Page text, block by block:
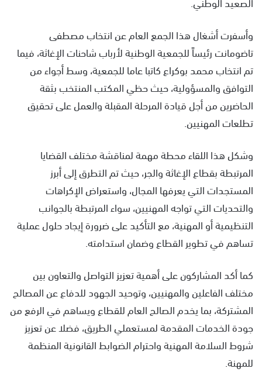
وأسفرت أشغال هذا الجمع العام عن انتخاب مصطفى
تاضومانت رئيساً للجمعية الوطنية لأرباب شاحنات الإغاثة، فيما
تم انتخاب محمد بوكراع كاتبا عاما للجمعية، وسط أجواء من
التوافق والمسؤولية، حيث حظي المكتب المنتخب بثقة
الحاضرين من أجل قيادة المرحلة المقبلة والعمل على تحقيق
تطلعات المهنيين.
وشكل هذا اللقاء محطة مهمة لمناقشة مختلف القضايا
المرتبطة بقطاع الإغاثة والجر، حيث تم التطرق إلى أبرز
المستجدات التي يعرفها المجال، واستعراض الإكراهات
والتحديات التي تواجه المهنيين، سواء المرتبطة بالجوانب
التنظيمية أو المهنية، مع التأكيد على ضرورة إيجاد حلول عملية
تساهم في تطوير القطاع وضمان استدامته.
كما أكد المشاركون على أهمية تعزيز التواصل والتعاون بين
مختلف الفاعلين والمهنيين، وتوحيد الجهود للدفاع عن المصالح
المشتركة، بما يخدم الصالح العام للقطاع ويساهم في الرفع من
جودة الخدمات المقدمة لمستعملي الطريق، فضلا عن تعزيز
شروط السلامة المهنية واحترام الضوابط القانونية المنظمة
للمهنة.